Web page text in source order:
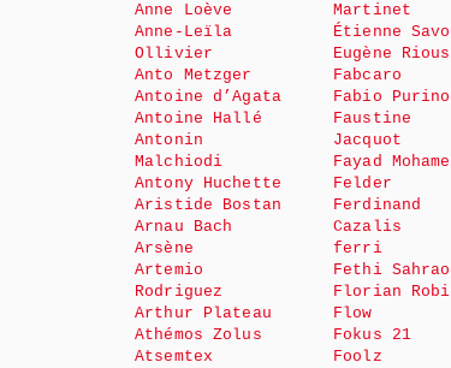
Anne Loève
Anne-Leïla
Ollivier
Anto Metzger
Antoine d’Agata
Antoine Hallé
Antonin
Malchiodi
Antony Huchette
Aristide Bostan
Arnau Bach
Arsène
Artemio
Rodriguez
Arthur Plateau
Athémos Zolus
Atsemtex
Martinet
Étienne
Eugène
Fabcaro
Fabio Purino
Faustine
Jacquot
Fayad
Felder
Ferdinand
Cazalis
ferri
Fethi
Florian
Flow
Fokus 21
Foolz